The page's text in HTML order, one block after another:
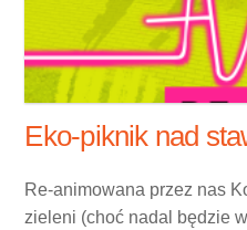
Eko-piknik nad
Re-animowana przez nas
zieleni (choć nadal będzie